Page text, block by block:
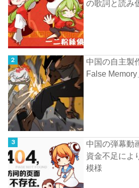
の歌詞と読み
中国の自主製
False
中国の弾幕動
資金不足によ
模様